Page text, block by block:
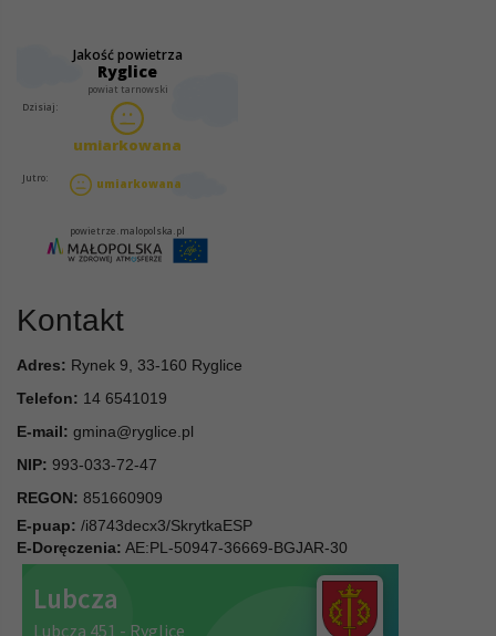
Kontakt
Adres: Rynek 9, 33-160 Ryglice
Telefon: 14 6541019
E-mail: gmina@ryglice.pl
NIP: 993-033-72-47
REGON: 851660909
E-puap: /i8743decx3/SkrytkaESP
E-Doręczenia: AE:PL-50947-36669-BGJAR-30